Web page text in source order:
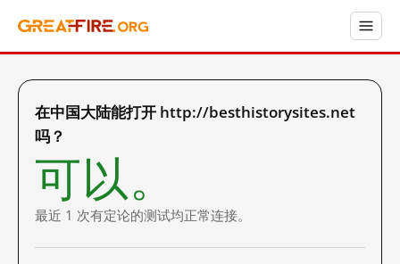
在中国大陆能打开 http://besthistorysites.net
吗？
可以。
最近 1 次有定论的测试均正常连接。